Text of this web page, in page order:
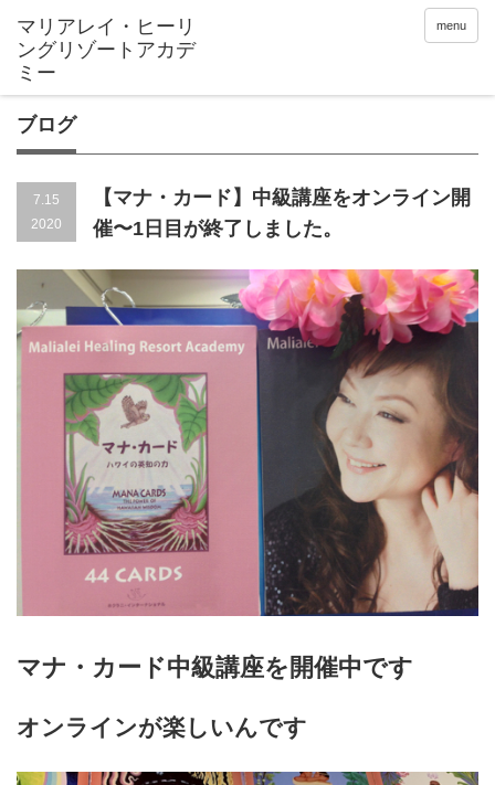
menu
ブログ
7.15
2020
【マナ・カード】中級講座をオンライン開
催〜1日目が終了しました。
マナ・カード中級講座を開催中です
オンラインが楽しいんです